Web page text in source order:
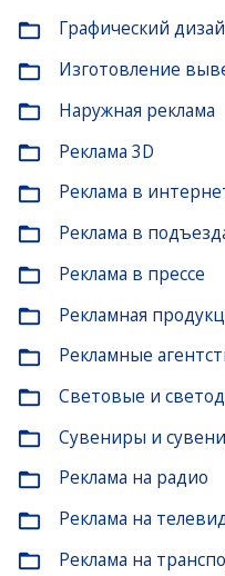
folder_open Графический
folder_open Изготовление
folder_open Наружная реклама
folder_open Реклама 3D
folder_open Реклама в
folder_open Реклама в
folder_open Реклама в прессе
folder_open Рекламная
folder_open Рекламные
folder_open Световые и
folder_open Сувениры и
folder_open Реклама на радио
folder_open Реклама на
folder_open Реклама на